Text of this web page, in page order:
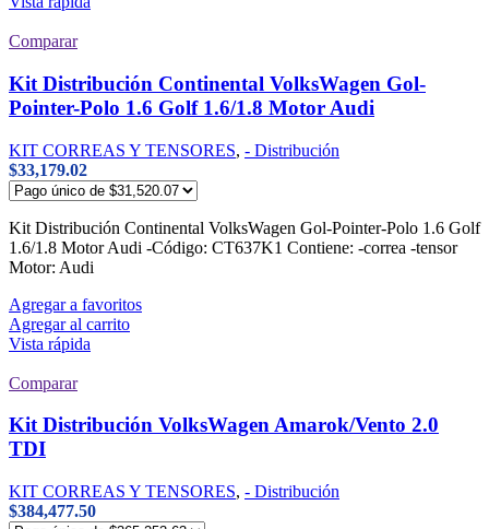
Comparar
Kit Distribución Continental VolksWagen Gol-
Pointer-Polo 1.6 Golf 1.6/1.8 Motor Audi
KIT CORREAS Y TENSORES, - Distribución
$33,179.02
Kit Distribución Continental VolksWagen Gol-Pointer-Polo 1.6 Golf
1.6/1.8 Motor Audi -Código: CT637K1 Contiene: -correa -tensor
Motor: Audi
Agregar a favoritos
Agregar al carrito
Vista rápida
Comparar
Kit Distribución VolksWagen Amarok/Vento 2.0
TDI
KIT CORREAS Y TENSORES, - Distribución
$384,477.50